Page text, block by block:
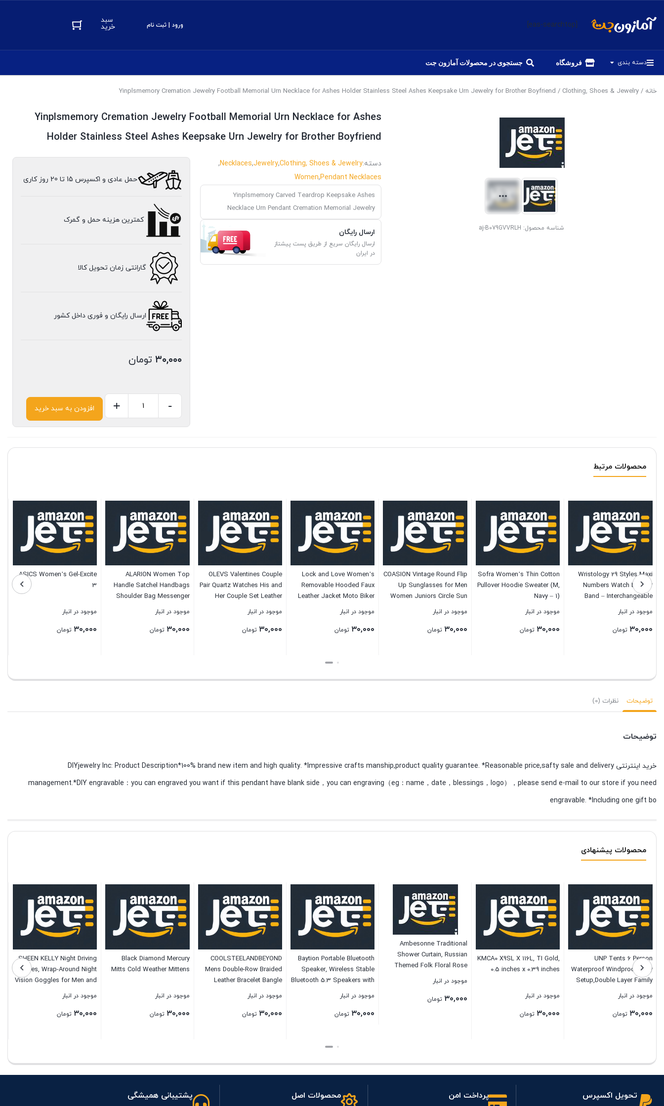
[eas-searchtop] ورود | ثبت نام
سبد
خرید
دسته بندی فروشگاه جستجوی در محصولات آمازون جت
خانه /
Clothing, Shoes & Jewelry
/ Yinplsmemory Cremation Jewelry Football Memorial Urn Necklace for Ashes Holder Stainless Steel Ashes Keepsake Urn Jewelry for Brother Boyfriend
شناسه محصول: aj-B079GVVRLH
Yinplsmemory Cremation Jewelry Football Memorial Urn Necklace for Ashes
Holder Stainless Steel Ashes Keepsake Urn Jewelry for Brother Boyfriend
دسته:Clothing, Shoes & Jewelry
,
Jewelry
,
Necklaces
,
Pendant Necklaces
,
Women
Yinplsmemory Carved Teardrop Keepsake Ashes
Necklace Urn Pendant Cremation Memorial Jewelry
ارسال رایگان
ارسال رایگان سریع از طریق پست پیشتاز
در ایران
حمل عادی و اکسپرس 15 تا 20 روز کاری
کمترین هزینه حمل و گمرک
گارانتی زمان تحویل کالا
ارسال رایگان و فوری داخل کشور
۳۰,۰۰۰ تومان
-
+ افزودن به سبد خرید
محصولات مرتبط
Wristology 29 Styles Maxi
Numbers Watch Leather
Band – Interchangeable
Genuine Leather Strap –
Watch with Second Hand
موجود در انبار
۳۰,۰۰۰ تومان
Sofra Women’s Thin Cotton
Pullover Hoodie Sweater (M,
Navy – 1)
موجود در انبار
۳۰,۰۰۰ تومان
COASION Vintage Round Flip
Up Sunglasses for Men
Women Juniors Circle Sun
موجود در انبار
۳۰,۰۰۰ تومان
Lock and Love Women’s
Removable Hooded Faux
Leather Jacket Moto Biker
موجود در انبار
۳۰,۰۰۰ تومان
OLEVS Valentines Couple
Pair Quartz Watches His and
Her Couple Set Leather
Chronograph Diamond Wrist
Wedding Romantic Gifts Set
موجود در انبار
۳۰,۰۰۰ تومان
ALARION Women Top
Handle Satchel Handbags
Shoulder Bag Messenger
Tote Bag Purse
موجود در انبار
۳۰,۰۰۰ تومان
ASICS Women’s Gel-Excite
3
موجود در انبار
۳۰,۰۰۰ تومان
توضیحات نظرات (0)
توضیحات
خرید اینترنتی DIYjewelry Inc: Product Description*100% brand new item and high quality. *Impressive crafts manship,product quality guarantee. *Reasonable price,safty sale and delivery
management.*DIY engravable：you can engraved you want if this pendant have blank side，you can engraving（eg：name，date，blessings，logo），please send e-mail to our store if you need
engravable. *Including one gift bo
محصولات پیشنهادی
UNP Tents 6 Person
Waterproof Windproof Easy
Setup,Double Layer Family
Camping Tent with 1 Mesh
Windows -10’X9’X78in(H)
موجود در انبار
۳۰,۰۰۰ تومان
KMCA0 X9SL X 116L, TI Gold,
0.5 inches x 0.39 inches
موجود در انبار
۳۰,۰۰۰ تومان
Ambesonne Traditional
Shower Curtain, Russian
Themed Folk Floral Rose
Branch Blossoms in Antique
Artwork, Cloth Fabric
موجود در انبار
۳۰,۰۰۰ تومان
Baytion Portable Bluetooth
Speaker, Wireless Stable
Bluetooth 5.3 Speakers with
HD Sound,TWS Pairing and
Waterproof Room Speaker
موجود در انبار
۳۰,۰۰۰ تومان
COOLSTEELANDBEYOND
Mens Double-Row Braided
Leather Bracelet Bangle
Wristband with Stainless
موجود در انبار
۳۰,۰۰۰ تومان
Black Diamond Mercury
Mitts Cold Weather Mittens
موجود در انبار
۳۰,۰۰۰ تومان
SHEEN KELLY Night Driving
Glasses, Wrap-Around Night
Vision Goggles for Men and
Women, Fit Over Glasses,
with Yellow HD Night Vision
موجود در انبار
۳۰,۰۰۰ تومان
تحویل اکسپرس پرداخت امن محصولات اصل پشتیبانی همیشگی